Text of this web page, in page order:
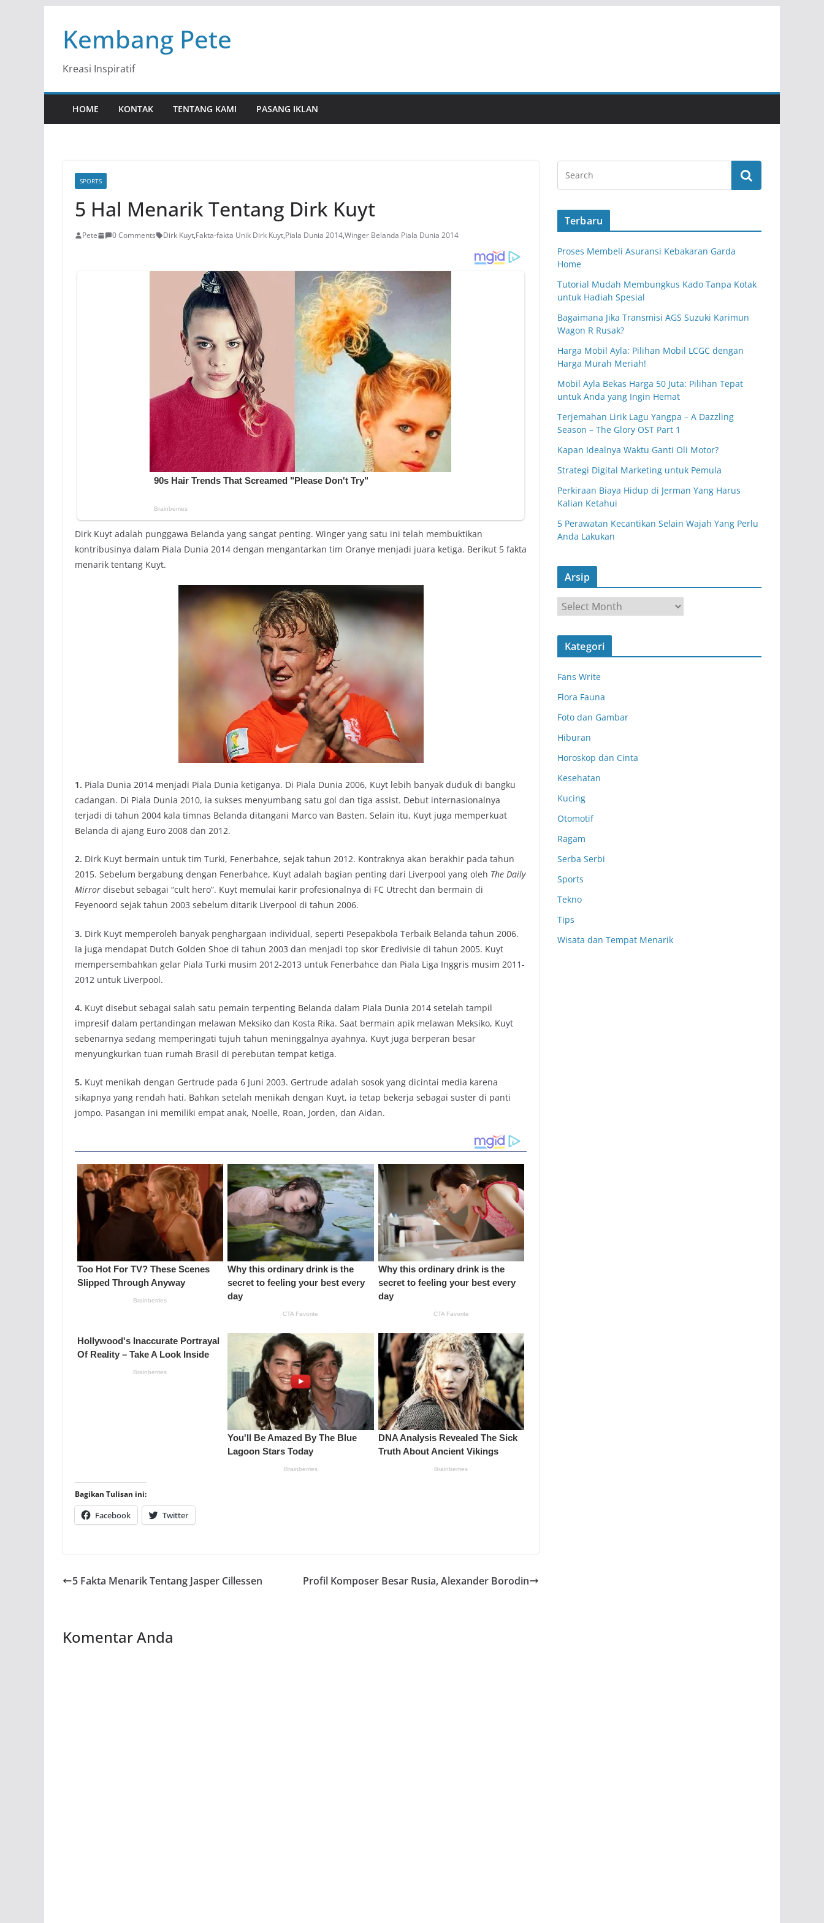
contentKembang Pete
Kreasi Inspiratif
HOME KONTAK TENTANG KAMI PASANG IKLAN
SPORTS
5 Hal Menarik Tentang Dirk Kuyt
Pete 0 Comments Dirk Kuyt,Fakta-fakta Unik Dirk Kuyt,Piala Dunia 2014,Winger Belanda Piala Dunia 2014
Dirk Kuyt adalah punggawa Belanda yang sangat penting. Winger yang satu ini telah membuktikan
kontribusinya dalam Piala Dunia 2014 dengan mengantarkan tim Oranye menjadi juara ketiga. Berikut 5 fakta
menarik tentang Kuyt.
1. Piala Dunia 2014 menjadi Piala Dunia ketiganya. Di Piala Dunia 2006, Kuyt lebih banyak duduk di bangku
cadangan. Di Piala Dunia 2010, ia sukses menyumbang satu gol dan tiga assist. Debut internasionalnya
terjadi di tahun 2004 kala timnas Belanda ditangani Marco van Basten. Selain itu, Kuyt juga memperkuat
Belanda di ajang Euro 2008 dan 2012.
2. Dirk Kuyt bermain untuk tim Turki, Fenerbahce, sejak tahun 2012. Kontraknya akan berakhir pada tahun
2015. Sebelum bergabung dengan Fenerbahce, Kuyt adalah bagian penting dari Liverpool yang oleh The Daily
Mirror disebut sebagai “cult hero”. Kuyt memulai karir profesionalnya di FC Utrecht dan bermain di
Feyenoord sejak tahun 2003 sebelum ditarik Liverpool di tahun 2006.
3. Dirk Kuyt memperoleh banyak penghargaan individual, seperti Pesepakbola Terbaik Belanda tahun 2006.
Ia juga mendapat Dutch Golden Shoe di tahun 2003 dan menjadi top skor Eredivisie di tahun 2005. Kuyt
mempersembahkan gelar Piala Turki musim 2012-2013 untuk Fenerbahce dan Piala Liga Inggris musim 2011-
2012 untuk Liverpool.
4. Kuyt disebut sebagai salah satu pemain terpenting Belanda dalam Piala Dunia 2014 setelah tampil
impresif dalam pertandingan melawan Meksiko dan Kosta Rika. Saat bermain apik melawan Meksiko, Kuyt
sebenarnya sedang memperingati tujuh tahun meninggalnya ayahnya. Kuyt juga berperan besar
menyungkurkan tuan rumah Brasil di perebutan tempat ketiga.
5. Kuyt menikah dengan Gertrude pada 6 Juni 2003. Gertrude adalah sosok yang dicintai media karena
sikapnya yang rendah hati. Bahkan setelah menikah dengan Kuyt, ia tetap bekerja sebagai suster di panti
jompo. Pasangan ini memiliki empat anak, Noelle, Roan, Jorden, dan Aidan.
Bagikan Tulisan ini:
Facebook Twitter
5 Fakta Menarik Tentang Jasper Cillessen Profil Komposer Besar Rusia, Alexander Borodin
Komentar Anda
Terbaru
Proses Membeli Asuransi Kebakaran Garda
Home
Tutorial Mudah Membungkus Kado Tanpa Kotak
untuk Hadiah Spesial
Bagaimana Jika Transmisi AGS Suzuki Karimun
Wagon R Rusak?
Harga Mobil Ayla: Pilihan Mobil LCGC dengan
Harga Murah Meriah!
Mobil Ayla Bekas Harga 50 Juta: Pilihan Tepat
untuk Anda yang Ingin Hemat
Terjemahan Lirik Lagu Yangpa – A Dazzling
Season – The Glory OST Part 1
Kapan Idealnya Waktu Ganti Oli Motor?
Strategi Digital Marketing untuk Pemula
Perkiraan Biaya Hidup di Jerman Yang Harus
Kalian Ketahui
5 Perawatan Kecantikan Selain Wajah Yang Perlu
Anda Lakukan
Arsip
r
s
Kategori
Fans Write
Flora Fauna
Foto dan Gambar
Hiburan
Horoskop dan Cinta
Kesehatan
Kucing
Otomotif
Ragam
Serba Serbi
Sports
Tekno
Tips
Wisata dan Tempat Menarik